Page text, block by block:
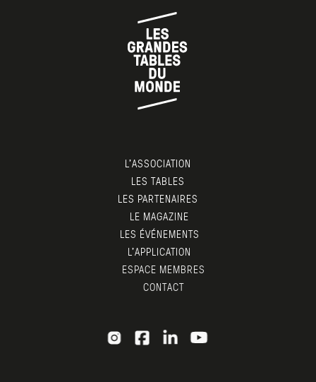
L’ASSOCIATION
LES TABLES
LES PARTENAIRES
LE MAGAZINE
LES ÉVÉNEMENTS
L’APPLICATION
ESPACE MEMBRES
CONTACT